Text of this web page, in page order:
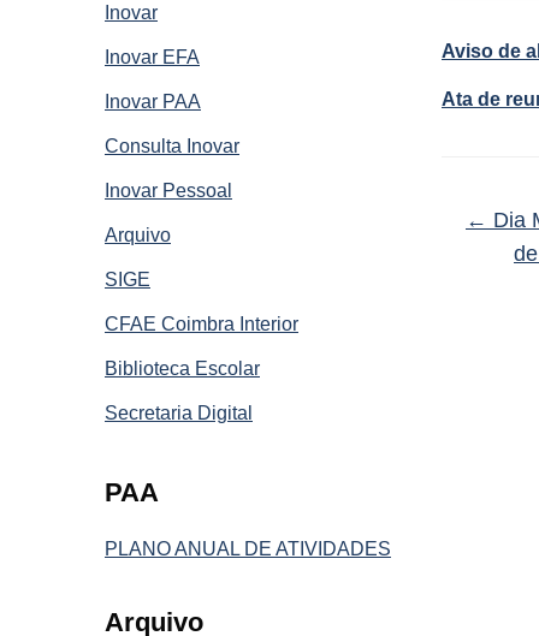
Inovar
Inovar EFA
Inovar PAA
Consulta Inovar
Inovar Pessoal
Arquivo
SIGE
CFAE Coimbra Interior
Biblioteca Escolar
Secretaria Digital
PAA
PLANO ANUAL DE ATIVIDADES
Arquivo
Aviso de
Ata de
← Dia